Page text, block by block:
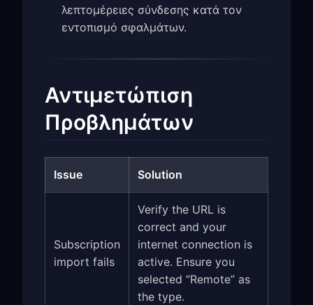
λεπτομέρειες σύνδεσης κατά τον
εντοπισμό σφαλμάτων.
Αντιμετώπιση
Προβλημάτων
Issue Solution
Subscription
import fails
Verify the URL is
correct and your
internet connection is
active. Ensure you
selected “Remote” as
the type.